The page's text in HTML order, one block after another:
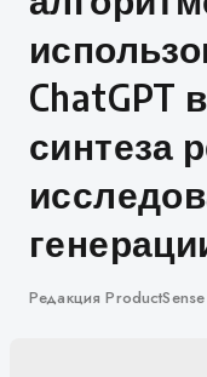
ChatGPT
синтеза
Автор
Редакция ProductSense